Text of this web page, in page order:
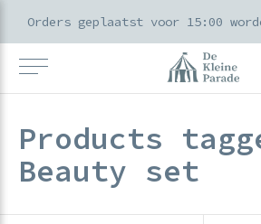
Products
Beauty set